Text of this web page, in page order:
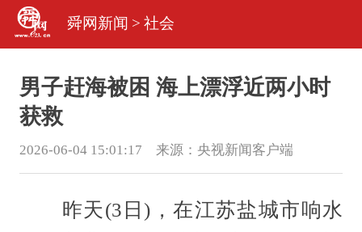
舜网新闻 > 社会
男子赶海被困 海上漂浮近两小时
获救
2026-06-04 15:01:17 来源： 央视新闻客户端
昨天(3日)，在江苏盐城市响水